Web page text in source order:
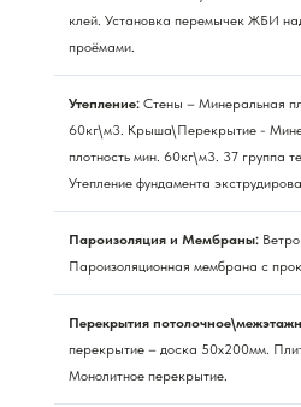
клей. Установка перемычек ЖБИ
проёмами.
Утепление: Стены – Минеральная
60кг\м3. Крыша\Перекрытие -
плотность мин. 60кг\м3. 37 группа
Утепление фундамента
Пароизоляция и Мембраны:
Пароизоляционная мембрана с
Перекрытия
перекрытие – доска 50х200мм.
Монолитное перекрытие.